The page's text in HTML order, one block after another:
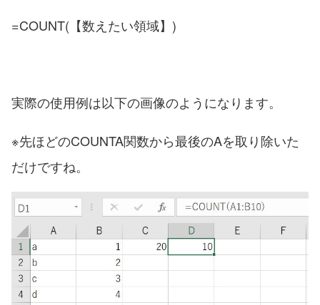
=COUNT(【数えたい領域】)
実際の使用例は以下の画像のようになります。
※先ほどのCOUNTA関数から最後のAを取り除いた
だけですね。